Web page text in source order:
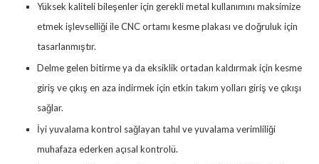
Yüksek kaliteli bileşenler için gerekli metal kullanımını maksimize
etmek işlevselliği ile CNC ortamı kesme plakası ve doğruluk için
tasarlanmıştır.
Delme gelen bitirme ya da eksiklik ortadan kaldırmak için kesme
giriş ve çıkış en aza indirmek için etkin takım yolları giriş ve çıkışı
sağlar.
İyi yuvalama kontrol sağlayan tahıl ve yuvalama verimliliği
muhafaza ederken açısal kontrolü.